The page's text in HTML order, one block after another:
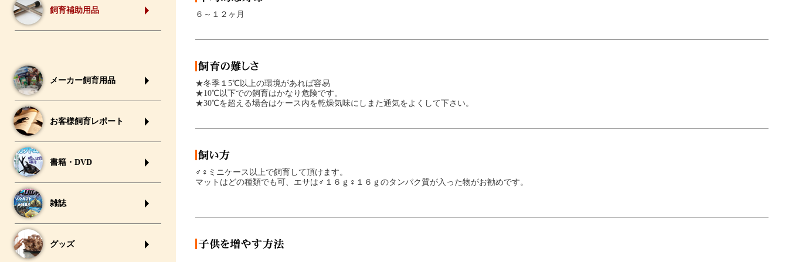
飼育補助用品
メーカー飼育用品
お客様飼育レポート
書籍・DVD
雑誌
グッズ
６～１２ヶ月
★冬季１5℃以上の環境があれば容易
★10℃以下での飼育はかなり危険です。
★30℃を超える場合はケース内を乾燥気味にしまた通気をよくして下さい。
♂♀ミニケース以上で飼育して頂けます。
マットはどの種類でも可、エサは♂１６ｇ♀１６ｇのタンパク質が入った物がお勧めです。